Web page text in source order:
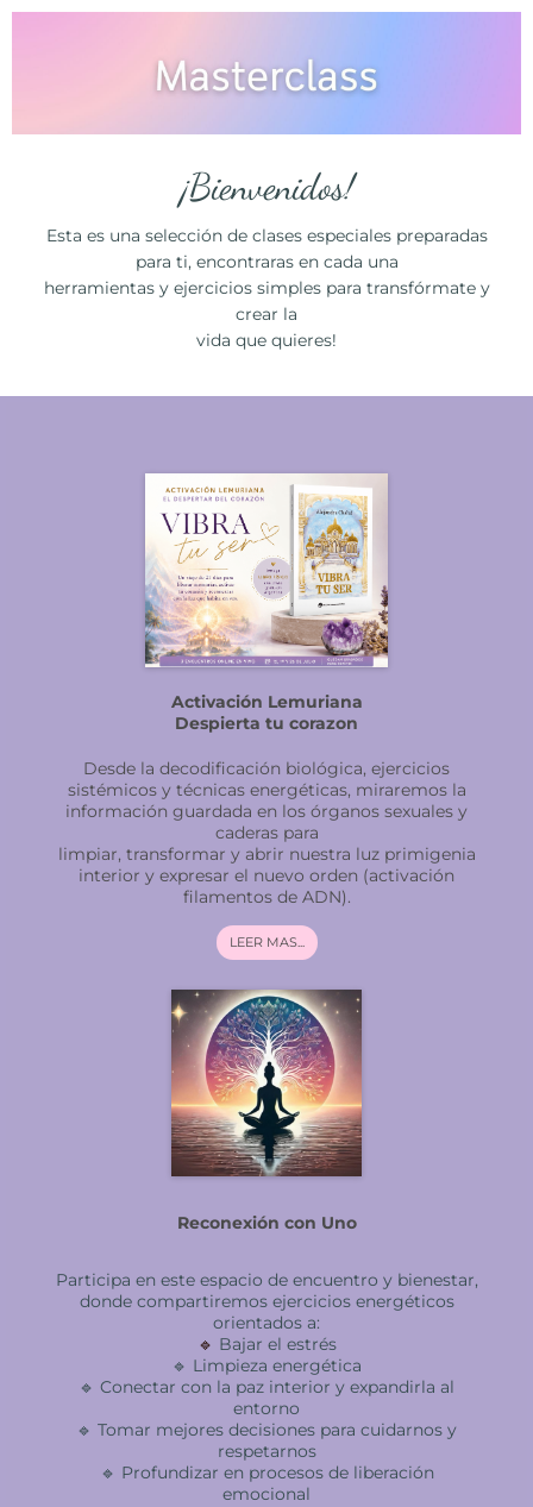
¡Bienvenidos!
Esta es una selección de clases especiales preparadas
para ti, encontraras en cada una
herramientas y ejercicios simples para transfórmate y
crear la
vida que quieres!
Activación Lemuriana
Despierta tu corazon
Desde la decodificación biológica, ejercicios
sistémicos y técnicas energéticas, miraremos la
información guardada en los órganos sexuales y
caderas para
limpiar, transformar y abrir nuestra luz primigenia
interior y expresar el nuevo orden (activación
filamentos de ADN).
LEER MAS...
Reconexión con Uno
Participa en este espacio de encuentro y bienestar,
donde compartiremos ejercicios energéticos
orientados a:
🔹 Bajar el estrés
🔹 Limpieza energética
🔹 Conectar con la paz interior y expandirla al
entorno
🔹 Tomar mejores decisiones para cuidarnos y
respetarnos
🔹 Profundizar en procesos de liberación
emocional